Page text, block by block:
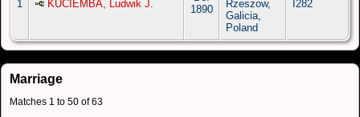
1 KUCIEMBA, Ludwik J.
1890
Rzeszow,
Galicia,
Poland
I282
Marriage
Matches 1 to 50 of 63